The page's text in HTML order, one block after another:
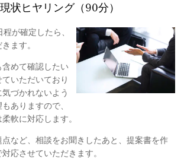
状ヒヤリング（90分）
が確定したら、
ます。
めて確認したい
いただいており
づかれないよう
ありますので、
軟に対応します。
など、相談をお聞きしたあと、提案書を作
応させていただきます。